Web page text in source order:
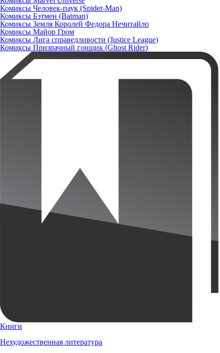
Комиксы Человек-паук (Spider-Man)
Комиксы Бэтмен (Batman)
Комиксы Земля Королей Федора Нечитайло
Комиксы Майор Гром
Комиксы Лига справедливости (Justice League)
Комиксы Призрачный гонщик (Ghost Rider)
Книги
Нехудожественная литература